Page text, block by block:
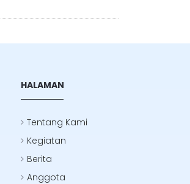
HALAMAN
Tentang Kami
Kegiatan
Berita
Anggota